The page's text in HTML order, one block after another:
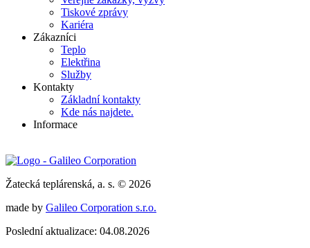
Tiskové zprávy
Kariéra
Zákazníci
Teplo
Elektřina
Služby
Kontakty
Základní kontakty
Kde nás najdete.
Informace
Žatecká teplárenská, a. s. © 2026
made by Galileo Corporation s.r.o.
Poslední aktualizace: 04.08.2026